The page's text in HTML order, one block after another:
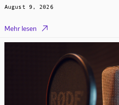
August 9, 2026
Mehr lesen 